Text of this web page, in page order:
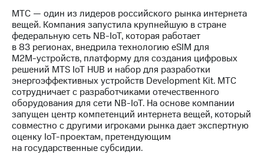
МТС — один из лидеров российского рынка интернета
вещей. Компания запустила крупнейшую в стране
федеральную сеть NB-IoT, которая работает
в 83 регионах, внедрила технологию eSIM для
М2М-устройств, платформу для создания цифровых
решений MTS IoT HUВ и набор для разработки
энергоэффективных устройств Development Kit. МТС
сотрудничает с разработчиками отечественного
оборудования для сети NB-IoT. На основе компании
запущен центр компетенций интернета вещей, который
совместно с другими игроками рынка дает экспертную
оценку IoT-проектам, претендующим
на государственные субсидии.